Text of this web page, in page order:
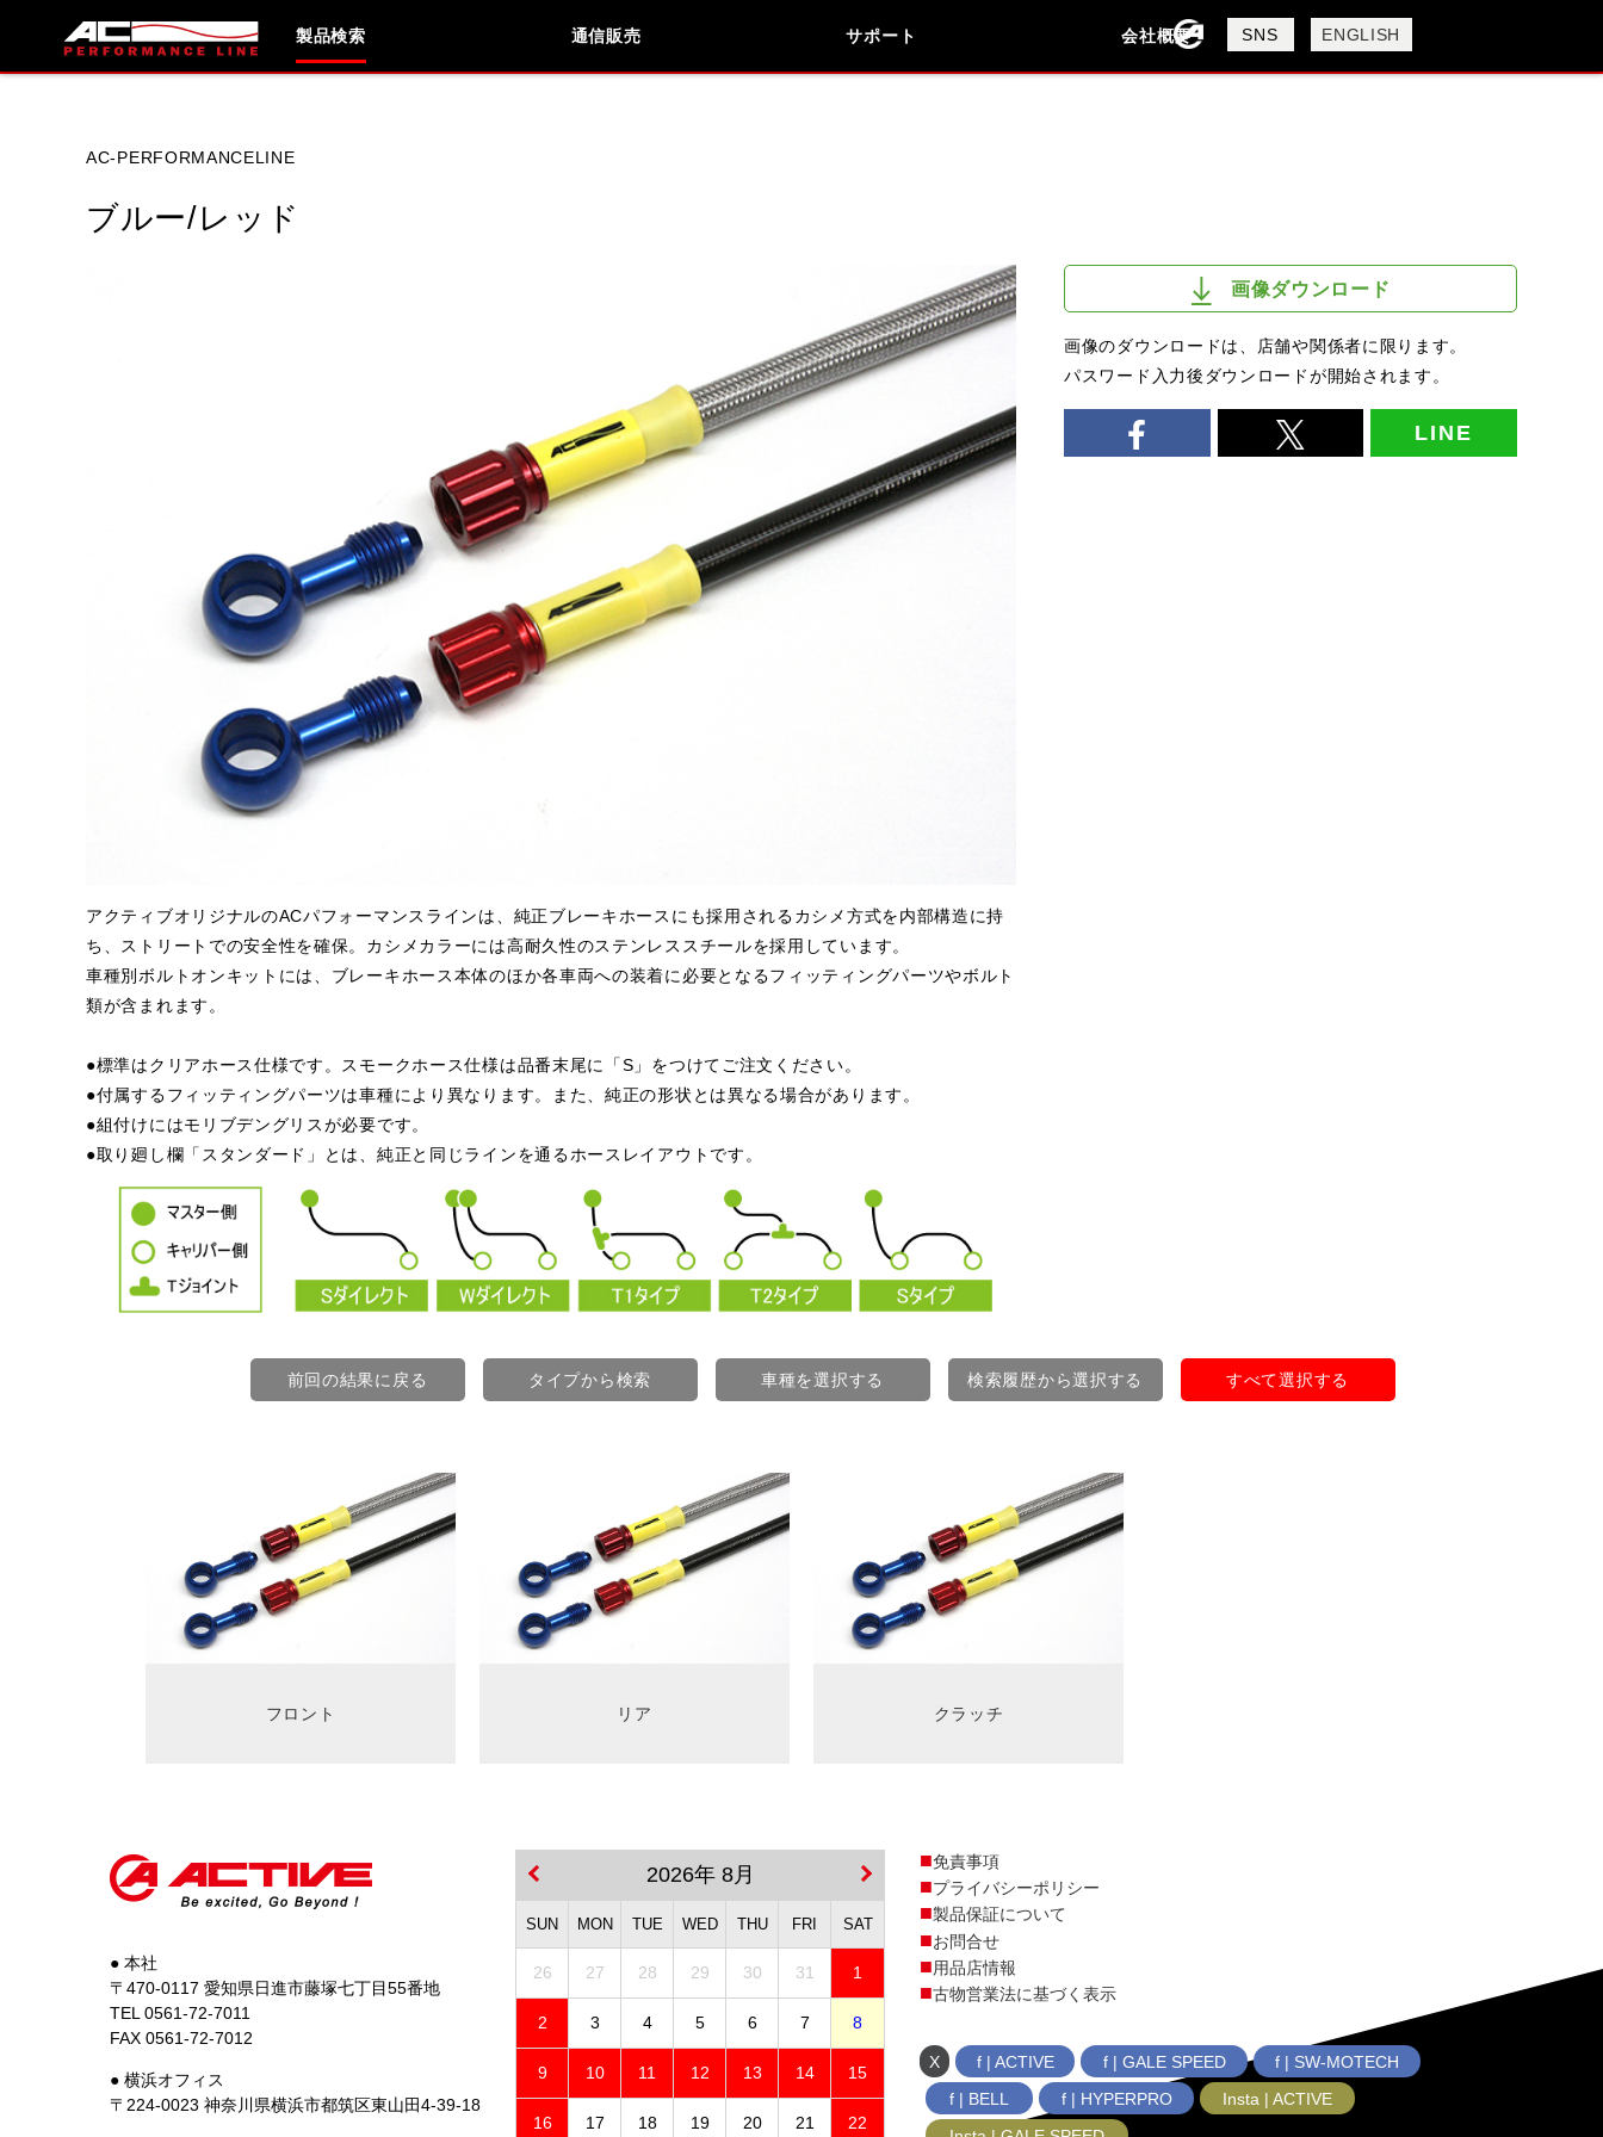
製品検索 通信販売 サポート 会社概要
会社概要
採用情報
SNS ENGLISH
DUCATI HYOSUNG
閉じる
AC-PERFORMANCELINE
ブルー/レッド
アクティブオリジナルのACパフォーマンスラインは、純正ブレーキホースにも採用されるカシメ方式を内部構造に持
ち、ストリートでの安全性を確保。カシメカラーには高耐久性のステンレススチールを採用しています。
車種別ボルトオンキットには、ブレーキホース本体のほか各車両への装着に必要となるフィッティングパーツやボルト
類が含まれます。
●標準はクリアホース仕様です。スモークホース仕様は品番末尾に「S」をつけてご注文ください。
●付属するフィッティングパーツは車種により異なります。また、純正の形状とは異なる場合があります。
●組付けにはモリブデングリスが必要です。
●取り廻し欄「スタンダード」とは、純正と同じラインを通るホースレイアウトです。
画像ダウンロード
画像のダウンロードは、店舗や関係者に限ります。
パスワード入力後ダウンロードが開始されます。
LINE
前回の結果に戻る タイプから検索 車種を選択する 検索履歴から選択する すべて選択する
フロント リア クラッチ
● 本社
〒470-0117 愛知県日進市藤塚七丁目55番地
TEL 0561-72-7011
FAX 0561-72-7012
● 横浜オフィス
〒224-0023 神奈川県横浜市都筑区東山田4-39-18
2026年 8月
SUN MON TUE WED THU FRI SAT
26 27 28 29 30 31 1
2 3 4 5 6 7 8
9 10 11 12 13 14 15
16 17 18 19 20 21 22
免責事項
プライバシーポリシー
製品保証について
お問合せ
用品店情報
古物営業法に基づく表示
X f | ACTIVE f | GALE SPEED
f | SW-MOTECH
f | BELL
f | HYPERPRO
Insta | ACTIVE